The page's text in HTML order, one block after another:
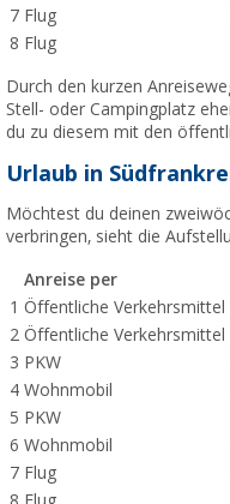
7 Flug
8 Flug
Durch den kurzen
Stell- oder Campingplatz
du zu diesem mit den
Urlaub in
Möchtest du deinen
verbringen, sieht die
Anreise per
1 Öffentliche Verkehrsmittel
2 Öffentliche Verkehrsmittel
3 PKW
4 Wohnmobil
5 PKW
6 Wohnmobil
7 Flug
8 Flug